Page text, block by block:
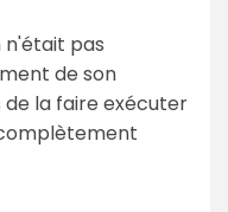
n'était pas
de son
la faire exécuter